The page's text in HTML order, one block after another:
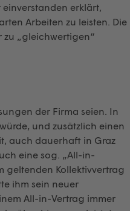
einverstanden erklärt,
Arbeiten zu leisten. Die
zu „gleichwertigen“
der Firma seien. In
und zusätzlich einen
auch dauerhaft in Graz
eine sog. „All-in-
geltenden Kollektivvertrag
ihm sein neuer
All-in-Vertrag immer